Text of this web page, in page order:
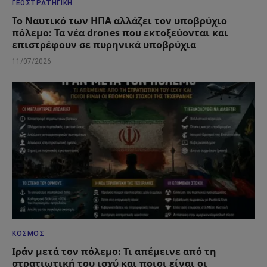
ΓΕΩΣΤΡΑΤΗΓΙΚΉ
Το Ναυτικό των ΗΠΑ αλλάζει τον υποβρύχιο
πόλεμο: Τα νέα drones που εκτοξεύονται και
επιστρέφουν σε πυρηνικά υποβρύχια
11/07/2026
ΚΌΣΜΟΣ
Ιράν μετά τον πόλεμο: Τι απέμεινε από τη
στρατιωτική του ισχύ και ποιοι είναι οι